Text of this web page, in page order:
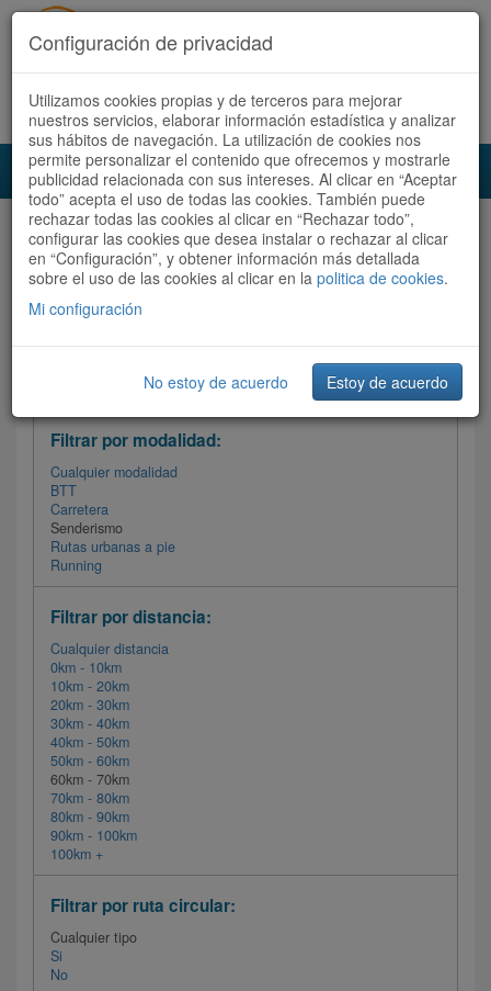
Acceder Registrate ahora Español | Català
Audioruta Todas las rutas
Todas las rutas Ordenar por:Más recientes
Filtrar las rutas
Filtrar por modalidad:
Cualquier modalidad
BTT
Carretera
Senderismo
Rutas urbanas a pie
Running
Filtrar por distancia:
Cualquier distancia
0km - 10km
10km - 20km
20km - 30km
30km - 40km
40km - 50km
50km - 60km
60km - 70km
70km - 80km
80km - 90km
90km - 100km
100km +
Filtrar por ruta circular:
Cualquier tipo
Si
No
Configuración de privacidad
Utilizamos cookies propias y de terceros para mejorar
nuestros servicios, elaborar información estadística y analizar
sus hábitos de navegación. La utilización de cookies nos
permite personalizar el contenido que ofrecemos y mostrarle
publicidad relacionada con sus intereses. Al clicar en “Aceptar
todo” acepta el uso de todas las cookies. También puede
rechazar todas las cookies al clicar en “Rechazar todo”,
configurar las cookies que desea instalar o rechazar al clicar
en “Configuración”, y obtener información más detallada
sobre el uso de las cookies al clicar en la politica de cookies.
Mi configuración
No estoy de acuerdo Estoy de acuerdo